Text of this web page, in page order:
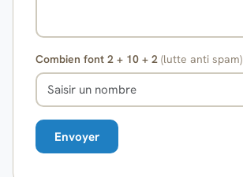
Combien font 2 + 10 + 2 (lutte anti spam)